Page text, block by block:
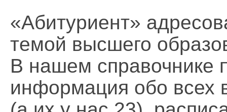
«Абитуриент»
темой высшего
В нашем справочнике
информация обо всех